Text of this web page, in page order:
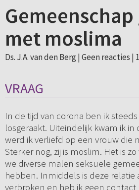
Gemeenschap
met moslima
Ds. J.A. van den Berg | Geen reacties |
VRAAG
In de tijd van corona ben ik
losgeraakt. Uiteindelijk kwam ik
werd ik verliefd op een vrouw die
Sterker nog, zij is moslim. Het is
we diverse malen seksuele
hebben. Inmiddels is deze relatie
verbroken en heb ik geen contact